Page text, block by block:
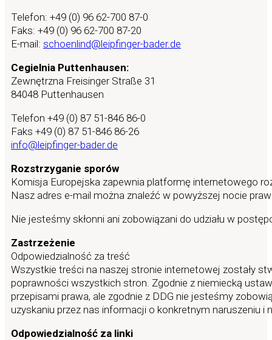
Telefon: +49 (0) 96 62-700 87-0
Faks: +49 (0) 96 62-700 87-20
E-mail: schoenlind@leipfinger-bader.de
Cegielnia Puttenhausen:
Zewnętrzna Freisinger Straße 31
84048 Puttenhausen
Telefon +49 (0) 87 51-846 86-0
Faks +49 (0) 87 51-846 86-26
info@leipfinger-bader.de
Rozstrzyganie sporów
Komisja Europejska zapewnia platformę internetowego
Nasz adres e-mail można znaleźć w powyższej nocie
Nie jesteśmy skłonni ani zobowiązani do udziału w
Zastrzeżenie
Odpowiedzialność za treść
Wszystkie treści na naszej stronie internetowej zostały
poprawności wszystkich stron. Zgodnie z niemiecką
przepisami prawa, ale zgodnie z DDG nie jesteśmy
uzyskaniu przez nas informacji o konkretnym naruszeniu
Odpowiedzialność za linki